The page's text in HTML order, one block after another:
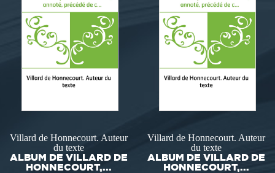
Villard de Honnecourt. Auteur
du texte
ALBUM DE VILLARD DE
HONNECOURT,...
Villard de Honnecourt. Auteur
du texte
ALBUM DE VILLARD DE
HONNECOURT,...